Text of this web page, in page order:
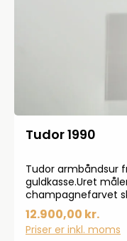
Tudor 1990
Tudor armbåndsur
guldkasse.Uret
champagnefarvet
guld.Modelnr.
serviceret og der
ikke bruges på
12.900,00 kr.
Priser er inkl. moms